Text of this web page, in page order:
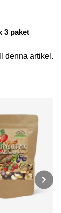
3 paket
denna artikel.